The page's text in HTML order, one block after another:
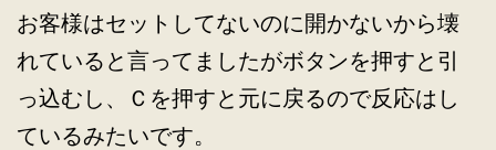
お客様はセットしてないのに開かないから壊
れていると言ってましたがボタンを押すと引
っ込むし、Ｃを押すと元に戻るので反応はし
ているみたいです。